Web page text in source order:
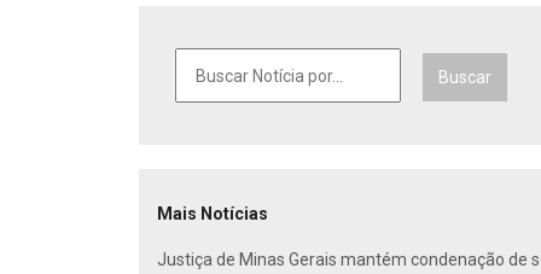
Buscar
Mais Notícias
Justiça de Minas Gerais mantém condenação de